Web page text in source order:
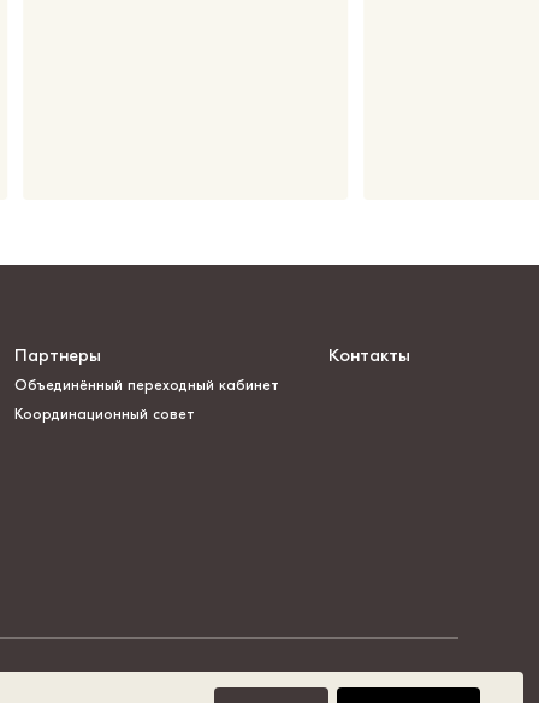
Партнеры
Объединённый переходный кабинет
Координационный совет
Контакты